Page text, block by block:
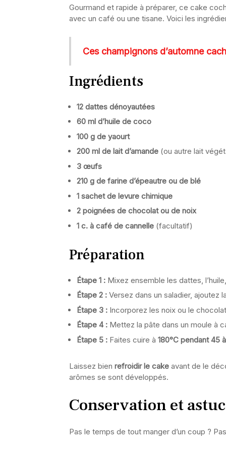
Gourmand et rapide à préparer, ce cake
avec un café ou une tisane. Voici les
Ces champignons d’automne
Ingrédients
12 dattes dénoyautées
60 ml d’huile de coco
100 g de yaourt
200 ml de lait d’amande (ou autre lait
3 œufs
210 g de farine d’épeautre ou de blé
1 sachet de levure chimique
2 poignées de chocolat ou de noix
1 c. à café de cannelle (facultatif)
Préparation
Étape 1 : Mixez ensemble les dattes,
Étape 2 : Versez dans un saladier, ajoutez
Étape 3 : Incorporez les noix ou le
Étape 4 : Mettez la pâte dans un moule à
Étape 5 : Faites cuire à 180°C pendant 45
Laissez bien refroidir le cake avant de le
arômes se sont développés.
Conservation et
Pas le temps de tout manger d’un coup ?